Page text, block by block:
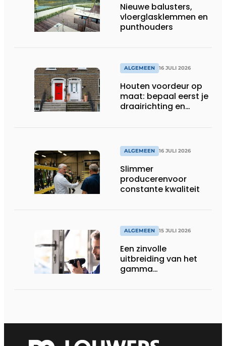
Nieuwe balusters,
vloerglasklemmen en
punthouders
ALGEMEEN 16 JULI 2026
Houten voordeur op
maat: bepaal eerst je
draairichting en
ALGEMEEN 16 JULI 2026
Slimmer
producerenvoor
constante kwaliteit
ALGEMEEN 15 JULI 2026
Een zinvolle
uitbreiding van het
gamma